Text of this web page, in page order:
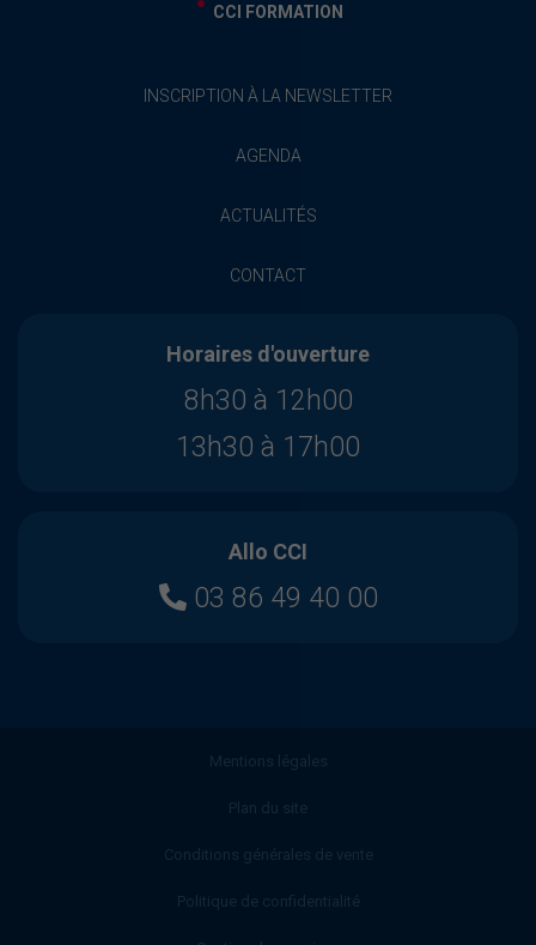
CCI FORMATION
INSCRIPTION À LA NEWSLETTER
AGENDA
ACTUALITÉS
CONTACT
Horaires d'ouverture
8h30 à 12h00
13h30 à 17h00
Allo CCI
03 86 49 40 00
Mentions légales
Plan du site
Conditions générales de vente
Politique de confidentialité